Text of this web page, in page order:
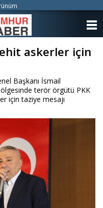
askerler için
Başkanı İsmail
terör örgütü PKK
için taziye mesajı
KATEGORİLER
ANKETLER
VİDEO GALERİ
KÜNYE